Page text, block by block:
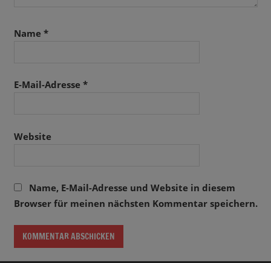
Name *
E-Mail-Adresse *
Website
Name, E-Mail-Adresse und Website in diesem
Browser für meinen nächsten Kommentar speichern.